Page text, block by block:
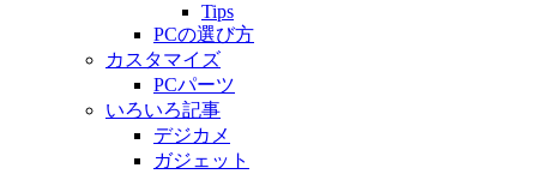
Tips
PCの選び方
カスタマイズ
PCパーツ
いろいろ記事
デジカメ
ガジェット